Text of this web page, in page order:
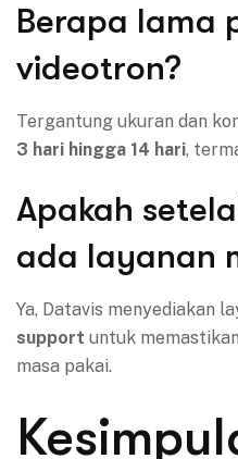
Berapa lama
videotron?
Tergantung ukuran dan
3 hari hingga 14 hari,
Apakah
ada layanan
Ya, Datavis menyediakan
support untuk
masa pakai.